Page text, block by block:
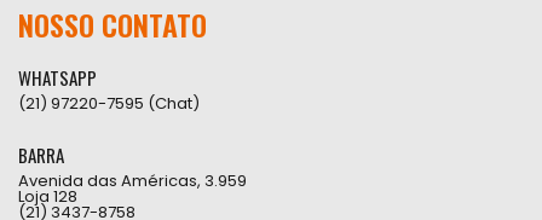
NOSSO CONTATO
WHATSAPP
(21) 97220-7595 (Chat)
BARRA
Avenida das Américas, 3.959
Loja 128
(21) 3437-8758